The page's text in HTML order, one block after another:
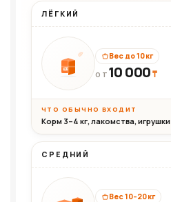
ЛЁГКИЙ
10кг
Вес до 10 кг
ОТ 10 000₸
ЧТО ОБЫЧНО ВХОДИТ
Корм 3–4 кг, лакомства, игрушки
СРЕДНИЙ
Вес 10–20 кг